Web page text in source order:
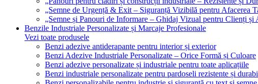
„Semne de Urgență & Exit – Siguranță Vizibilă pentru Afacerea
„Semne și Panouri de Informare – Ghidaj Vizual pentru Clienți și
Benzile Industriale Personalizate și Marcaje Profesionale
Vezi toate produsele
Benzi adezive antiderapante pentru interior și exterior
Benzi Adezive Industriale Personalizate – Orice Formă și Culoare
Benzi adezive personalizate și industriale pentru toate aplicațiile
Benzi industriale personalizate pentru pardoseli rezistente și